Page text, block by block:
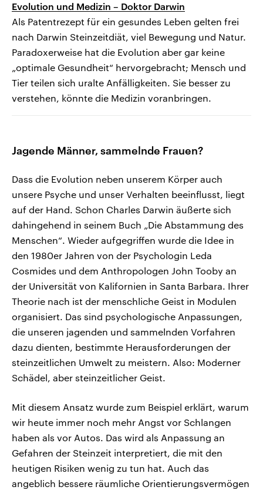
Evolution und Medizin – Doktor Darwin
Als Patentrezept für ein gesundes Leben gelten frei
nach Darwin Steinzeitdiät, viel Bewegung und Natur.
Paradoxerweise hat die Evolution aber gar keine
„optimale Gesundheit“ hervorgebracht; Mensch und
Tier teilen sich uralte Anfälligkeiten. Sie besser zu
verstehen, könnte die Medizin voranbringen.
Jagende Männer, sammelnde Frauen?
Dass die Evolution neben unserem Körper auch
unsere Psyche und unser Verhalten beeinflusst, liegt
auf der Hand. Schon Charles Darwin äußerte sich
dahingehend in seinem Buch „Die Abstammung des
Menschen“. Wieder aufgegriffen wurde die Idee in
den 1980er Jahren von der Psychologin Leda
Cosmides und dem Anthropologen John Tooby an
der Universität von Kalifornien in Santa Barbara. Ihrer
Theorie nach ist der menschliche Geist in Modulen
organisiert. Das sind psychologische Anpassungen,
die unseren jagenden und sammelnden Vorfahren
dazu dienten, bestimmte Herausforderungen der
steinzeitlichen Umwelt zu meistern. Also: Moderner
Schädel, aber steinzeitlicher Geist.
Mit diesem Ansatz wurde zum Beispiel erklärt, warum
wir heute immer noch mehr Angst vor Schlangen
haben als vor Autos. Das wird als Anpassung an
Gefahren der Steinzeit interpretiert, die mit den
heutigen Risiken wenig zu tun hat. Auch das
angeblich bessere räumliche Orientierungsvermögen